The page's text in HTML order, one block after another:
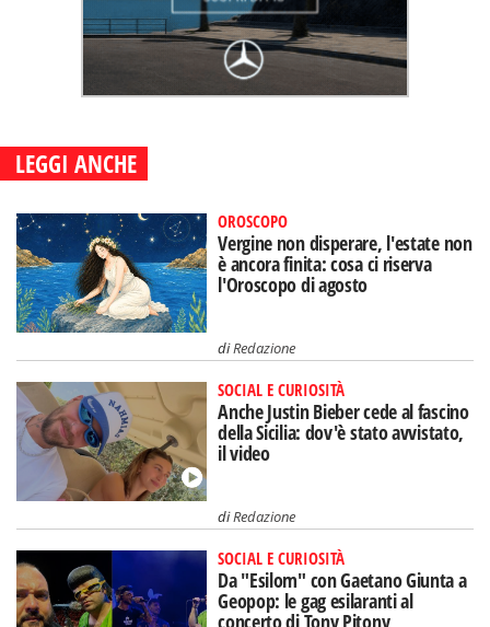
LEGGI ANCHE
OROSCOPO
Vergine non disperare, l'estate non
è ancora finita: cosa ci riserva
l'Oroscopo di agosto
diRedazione
SOCIAL E CURIOSITÀ
Anche Justin Bieber cede al fascino
della Sicilia: dov'è stato avvistato,
il video
diRedazione
SOCIAL E CURIOSITÀ
Da "Esilom" con Gaetano Giunta a
Geopop: le gag esilaranti al
concerto di Tony Pitony